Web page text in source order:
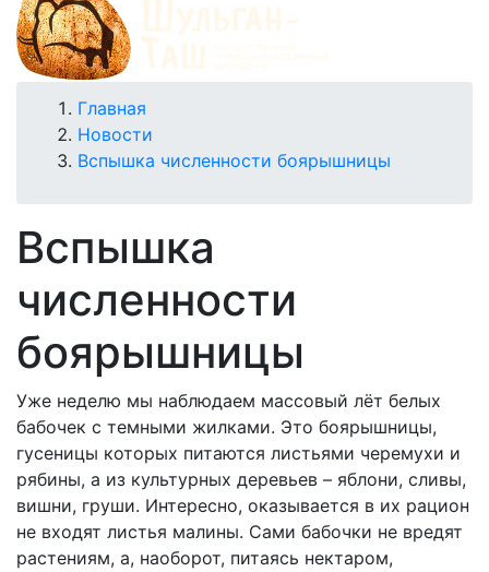
Строка
навигации
Главная
Новости
Вспышка численности боярышницы
Вспышка
численности
боярышницы
Уже неделю мы наблюдаем массовый лёт белых
бабочек с темными жилками. Это боярышницы,
гусеницы которых питаются листьями черемухи и
рябины, а из культурных деревьев – яблони, сливы,
вишни, груши. Интересно, оказывается в их рацион
не входят листья малины. Сами бабочки не вредят
растениям, а, наоборот, питаясь нектаром,